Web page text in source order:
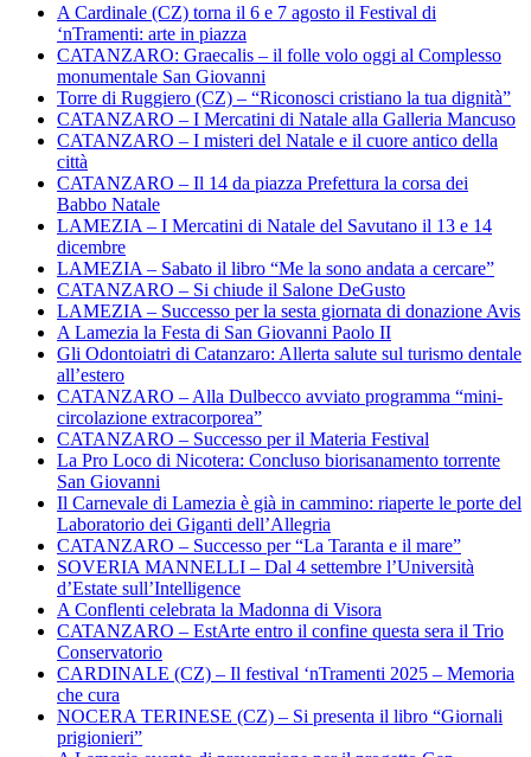
A Cardinale (CZ) torna il 6 e 7 agosto il Festival di
‘nTramenti: arte in piazza
CATANZARO: Graecalis – il folle volo oggi al Complesso
monumentale San Giovanni
Torre di Ruggiero (CZ) – “Riconosci cristiano la tua dignità”
CATANZARO – I Mercatini di Natale alla Galleria Mancuso
CATANZARO – I misteri del Natale e il cuore antico della
città
CATANZARO – Il 14 da piazza Prefettura la corsa dei
Babbo Natale
LAMEZIA – I Mercatini di Natale del Savutano il 13 e 14
dicembre
LAMEZIA – Sabato il libro “Me la sono andata a cercare”
CATANZARO – Si chiude il Salone DeGusto
LAMEZIA – Successo per la sesta giornata di donazione Avis
A Lamezia la Festa di San Giovanni Paolo II
Gli Odontoiatri di Catanzaro: Allerta salute sul turismo dentale
all’estero
CATANZARO – Alla Dulbecco avviato programma “mini-
circolazione extracorporea”
CATANZARO – Successo per il Materia Festival
La Pro Loco di Nicotera: Concluso biorisanamento torrente
San Giovanni
Il Carnevale di Lamezia è già in cammino: riaperte le porte del
Laboratorio dei Giganti dell’Allegria
CATANZARO – Successo per “La Taranta e il mare”
SOVERIA MANNELLI – Dal 4 settembre l’Università
d’Estate sull’Intelligence
A Conflenti celebrata la Madonna di Visora
CATANZARO – EstArte entro il confine questa sera il Trio
Conservatorio
CARDINALE (CZ) – Il festival ‘nTramenti 2025 – Memoria
che cura
NOCERA TERINESE (CZ) – Si presenta il libro “Giornali
prigionieri”